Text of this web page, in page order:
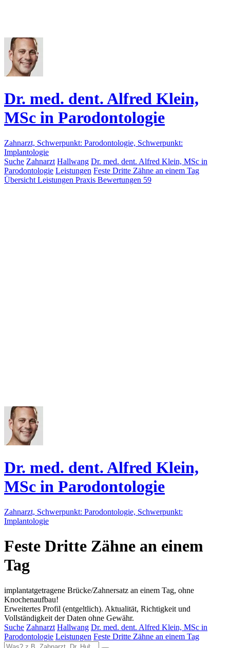
Dr. med. dent. Alfred Klein,
MSc in Parodontologie
Zahnarzt, Schwerpunkt: Parodontologie, Schwerpunkt:
Implantologie
Suche Zahnarzt Hallwang Dr. med. dent. Alfred Klein, MSc in
Parodontologie Leistungen Feste Dritte Zähne an einem Tag
Übersicht Leistungen Praxis Bewertungen 59
Dr. med. dent. Alfred Klein,
MSc in Parodontologie
Zahnarzt, Schwerpunkt: Parodontologie, Schwerpunkt:
Implantologie
Feste Dritte Zähne an einem
Tag
implantatgetragene Brücke/Zahnersatz an einem Tag, ohne
Knochenaufbau!
Erweitertes Profil (entgeltlich). Aktualität, Richtigkeit und
Vollständigkeit der Daten ohne Gewähr.
Suche Zahnarzt Hallwang Dr. med. dent. Alfred Klein, MSc in
Parodontologie Leistungen Feste Dritte Zähne an einem Tag